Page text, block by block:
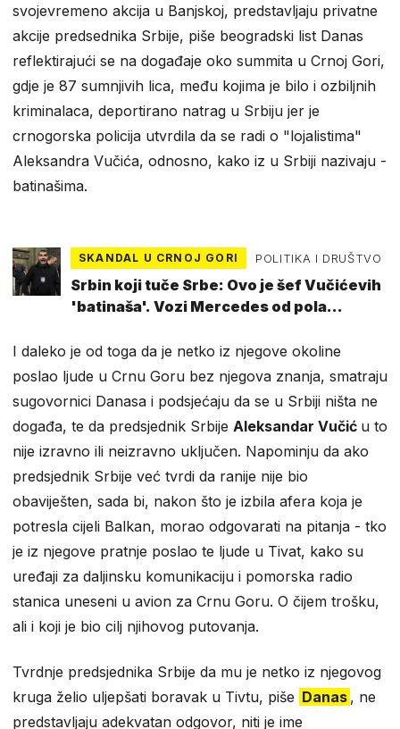
svojevremeno akcija u Banjskoj, predstavljaju privatne
akcije predsednika Srbije, piše beogradski list Danas
reflektirajući se na događaje oko summita u Crnoj Gori,
gdje je 87 sumnjivih lica, među kojima je bilo i ozbiljnih
kriminalaca, deportirano natrag u Srbiju jer je
crnogorska policija utvrdila da se radi o "lojalistima"
Aleksandra Vučića, odnosno, kako iz u Srbiji nazivaju -
batinašima.
SKANDAL U CRNOJ GORI POLITIKA I DRUŠTVO
Srbin koji tuče Srbe: Ovo je šef Vučićevih
'batinaša'. Vozi Mercedes od pola
I daleko je od toga da je netko iz njegove okoline
poslao ljude u Crnu Goru bez njegova znanja, smatraju
sugovornici Danasa i podsjećaju da se u Srbiji ništa ne
događa, te da predsjednik Srbije Aleksandar Vučić u to
nije izravno ili neizravno uključen. Napominju da ako
predsjednik Srbije već tvrdi da ranije nije bio
obaviješten, sada bi, nakon što je izbila afera koja je
potresla cijeli Balkan, morao odgovarati na pitanja - tko
je iz njegove pratnje poslao te ljude u Tivat, kako su
uređaji za daljinsku komunikaciju i pomorska radio
stanica uneseni u avion za Crnu Goru. O čijem trošku,
ali i koji je bio cilj njihovog putovanja.
Tvrdnje predsjednika Srbije da mu je netko iz njegovog
kruga želio uljepšati boravak u Tivtu, piše Danas , ne
predstavljaju adekvatan odgovor, niti je ime